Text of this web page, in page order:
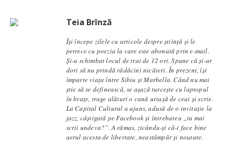
Teia Brînză
Își începe zilele cu articole despre știință și le
petrece cu poezia la care este abonată prin e-mail.
Și-a schimbat locul de trai de 12 ori. Spune că și-ar
dori să nu prindă rădăcini nicăieri. În prezent, își
împarte viața între Sibiu și Marbella. Când nu mai
știe să se definească, se aşază turcește cu laptopul
în brațe, trage alături o cană uriașă de ceai și scrie.
La Capital Cultural a ajuns, adusă de o invitație la
jazz, câștigată pe Facebook și întrebarea „tu mai
scrii undeva?”. A rămas, zicându-și că-i face bine
aerul acesta de libertate, neastâmpăr și noutate.